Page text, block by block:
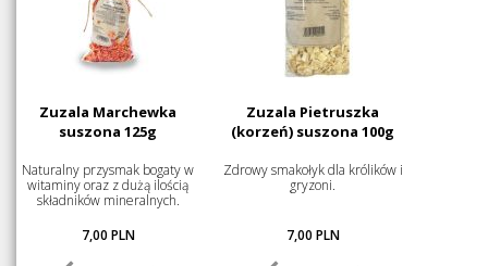
Zuzala Marchewka
suszona 125g
Naturalny przysmak bogaty w
witaminy oraz z dużą ilością
składników mineralnych.
7,00 PLN
Zuzala Pietruszka
(korzeń) suszona 100g
Zdrowy smakołyk dla królików i
gryzoni.
7,00 PLN